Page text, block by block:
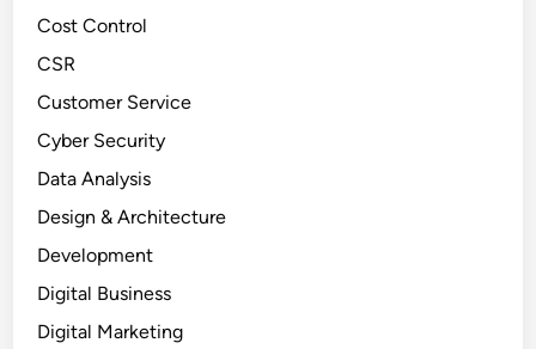
Cost Control
CSR
Customer Service
Cyber Security
Data Analysis
Design & Architecture
Development
Digital Business
Digital Marketing